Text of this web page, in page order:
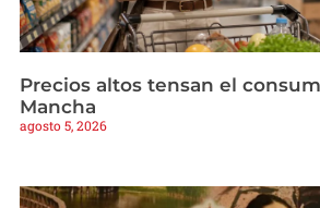
Precios altos tensan el
Mancha
agosto 5, 2026